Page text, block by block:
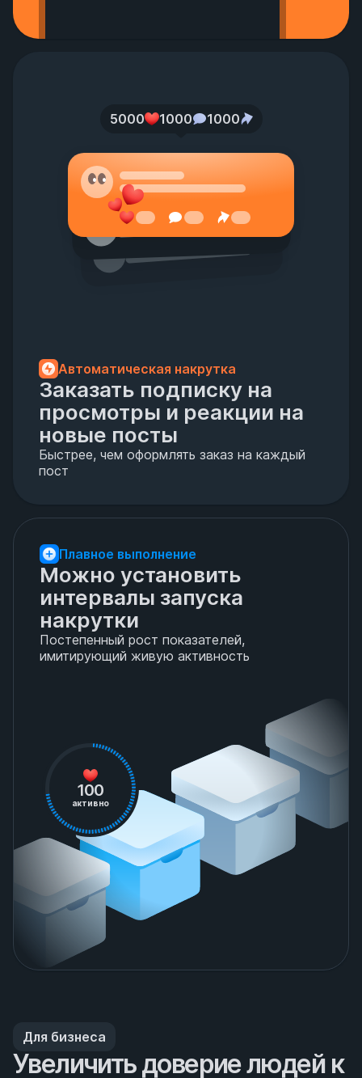
5000 1000 1000
Автоматическая накрутка
Заказать подписку на
просмотры и реакции на
новые посты
Быстрее, чем оформлять заказ на каждый
пост
Плавное выполнение
Можно установить
интервалы запуска
накрутки
Постепенный рост показателей,
имитирующий живую активность
100
активно
Для бизнеса
Увеличить доверие людей к